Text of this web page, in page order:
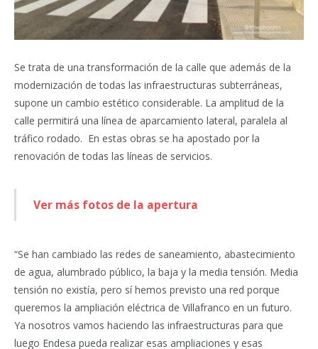
Se trata de una transformación de la calle que además de la
modernización de todas las infraestructuras subterráneas,
supone un cambio estético considerable. La amplitud de la
calle permitirá una línea de aparcamiento lateral, paralela al
tráfico rodado. En estas obras se ha apostado por la
renovación de todas las líneas de servicios.
Ver más fotos de la apertura
“Se han cambiado las redes de saneamiento, abastecimiento
de agua, alumbrado público, la baja y la media tensión. Media
tensión no existía, pero sí hemos previsto una red porque
queremos la ampliación eléctrica de Villafranco en un futuro.
Ya nosotros vamos haciendo las infraestructuras para que
luego Endesa pueda realizar esas ampliaciones y esas